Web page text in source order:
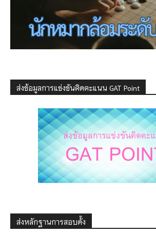
ส่งข้อมูลการแข่งขันคิดคะแนน GAT Point
ส่งหลักฐานการสอบดั้ง